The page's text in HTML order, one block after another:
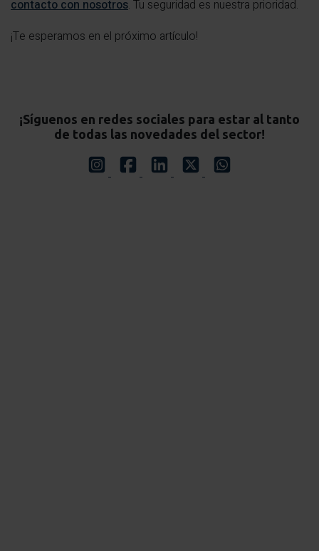
contacto con nosotros. Tu seguridad es nuestra prioridad.
¡Te esperamos en el próximo artículo!
¡Síguenos en redes sociales para estar al tanto
de todas las novedades del sector!